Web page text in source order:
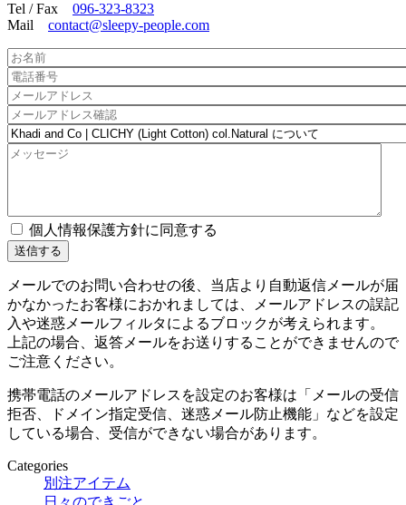
Tel / Fax 096-323-8323
Mail contact@sleepy-people.com
個人情報保護方針に同意する
メールでのお問い合わせの後、当店より自動返信メールが届
かなかったお客様におかれましては、メールアドレスの誤記
入や迷惑メールフィルタによるブロックが考えられます。
上記の場合、返答メールをお送りすることができませんので
ご注意ください。
携帯電話のメールアドレスを設定のお客様は「メールの受信
拒否、ドメイン指定受信、迷惑メール防止機能」などを設定
している場合、受信ができない場合があります。
Categories
別注アイテム